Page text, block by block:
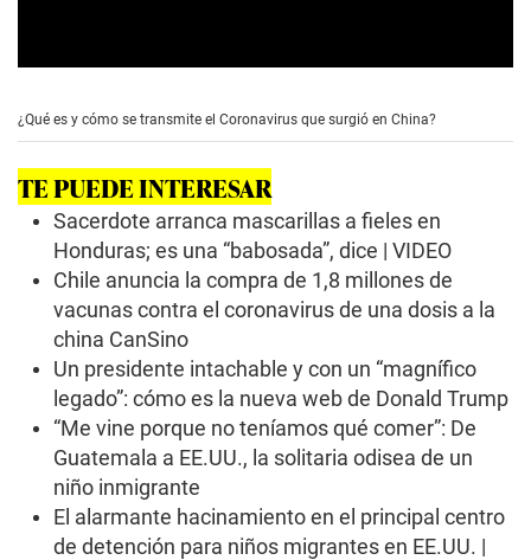
e
c
n
d
s
¿Qué es y cómo se transmite el Coronavirus que surgió en China?
TE PUEDE INTERESAR
Sacerdote arranca mascarillas a fieles en
Honduras; es una “babosada”, dice | VIDEO
Chile anuncia la compra de 1,8 millones de
vacunas contra el coronavirus de una dosis a la
china CanSino
Un presidente intachable y con un “magnífico
legado”: cómo es la nueva web de Donald Trump
“Me vine porque no teníamos qué comer”: De
Guatemala a EE.UU., la solitaria odisea de un
niño inmigrante
El alarmante hacinamiento en el principal centro
de detención para niños migrantes en EE.UU. |